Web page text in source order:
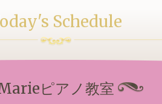
Schedule
ピアノ教室